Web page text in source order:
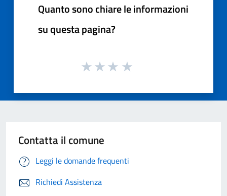
Quanto sono chiare le informazioni
su questa pagina?
Contatta il comune
Leggi le domande frequenti
Richiedi Assistenza